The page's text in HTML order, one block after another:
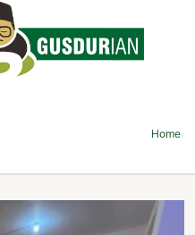
Home›